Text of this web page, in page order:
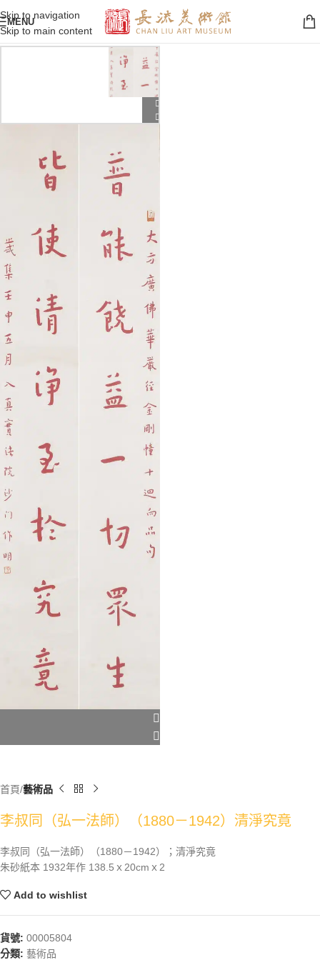
Skip to navigation
Skip to main content
MENU
首頁 藝術品
李叔同（弘一法師）（1880－1942）清淨究竟
李叔同（弘一法師）（1880－1942）；清淨究竟
朱砂紙本 1932年作 138.5ｘ20cmｘ2
Add to wishlist
貨號: 00005804
分類: 藝術品